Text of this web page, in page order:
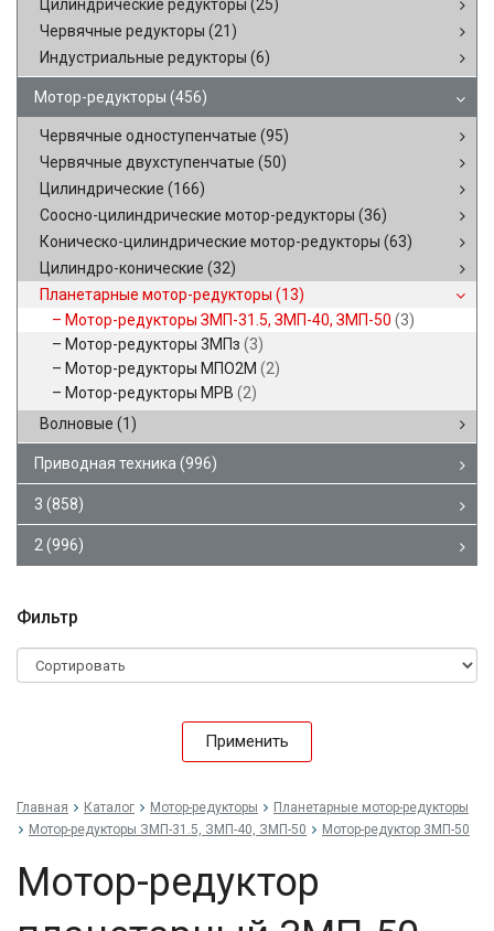
Цилиндрические редукторы (25)
Червячные редукторы (21)
Индустриальные редукторы (6)
Мотор-редукторы (456)
Червячные одноступенчатые (95)
Червячные двухступенчатые (50)
Цилиндрические (166)
Соосно-цилиндрические мотор-редукторы (36)
Коническо-цилиндрические мотор-редукторы (63)
Цилиндро-конические (32)
Планетарные мотор-редукторы (13)
Мотор-редукторы ЗМП-31.5, ЗМП-40, ЗМП-50 (3)
Мотор-редукторы 3МПз (3)
Мотор-редукторы МПО2М (2)
Мотор-редукторы МРВ (2)
Волновые (1)
Приводная техника (996)
3 (858)
2 (996)
Фильтр
Применить
Главная Каталог Мотор-редукторы
Планетарные мотор-редукторы
Мотор-редукторы ЗМП-31.5, ЗМП-40, ЗМП-50
Мотор-редуктор 3МП-50
Мотор-редуктор